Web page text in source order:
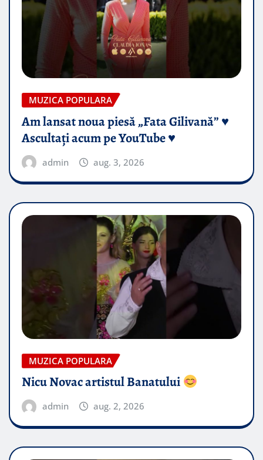
MUZICA POPULARA
Am lansat noua piesă „Fata Gilivană” ♥️
Ascultați acum pe YouTube ♥️
admin aug. 3, 2026
MUZICA POPULARA
Nicu Novac artistul Banatului
admin aug. 2, 2026